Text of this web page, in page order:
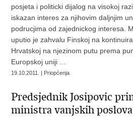
posjeta i politicki dijalog na visokoj
iskazan interes za njihovim daljnjim
podrucjima od zajednickog interesa.
uputio je zahvalu Finskoj na
Hrvatskoj na njezinom putu prema
Europskoj uniji ...
19.10.2011. | Priopćenja
Predsjednik Josipovic
ministra vanjskih poslova